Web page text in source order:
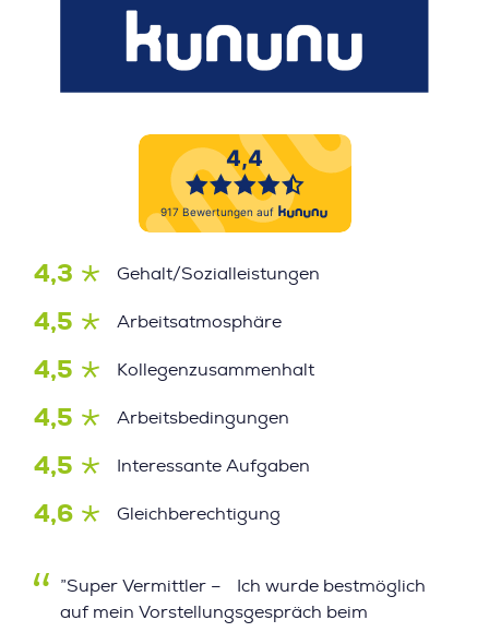
4,3 Gehalt/Sozialleistungen
4,5 Arbeitsatmosphäre
4,5 Kollegenzusammenhalt
4,5 Arbeitsbedingungen
4,5 Interessante Aufgaben
4,6 Gleichberechtigung
”Super Vermittler – Ich wurde bestmöglich
auf mein Vorstellungsgespräch beim